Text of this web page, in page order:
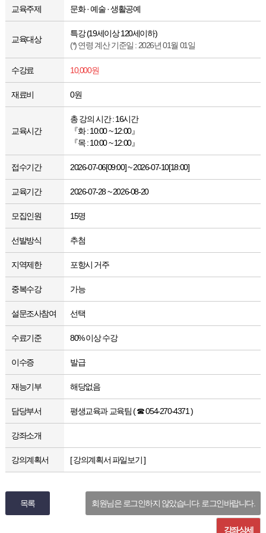
교육주제 문화 · 예술 · 생활공예
교육대상
특강 (19세이상 120세이하)
(*) 연령 계산 기준일 : 2026년 01월 01일
수강료 10,000원
재료비 0원
교육시간
총 강의 시간 : 16시간
『화 : 10:00 ~ 12:00』
『목 : 10:00 ~ 12:00』
접수기간 2026-07-06[09:00] ~ 2026-07-10[18:00]
교육기간 2026-07-28 ~ 2026-08-20
모집인원 15명
선발방식 추첨
지역제한 포항시 거주
중복수강 가능
설문조사참여 선택
수료기준 80% 이상 수강
이수증 발급
재능기부 해당없음
담당부서 평생교육과 교육팀 ( ☎ 054-270-4371 )
강좌소개
강의계획서 [ 강의계획서 파일보기 ]
목록 회원님은 로그인하지 않았습니다. 로그인바랍니다.
강좌상세